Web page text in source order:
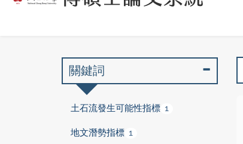
關鍵詞
土石流發生可能性指標 1
地文潛勢指標 1